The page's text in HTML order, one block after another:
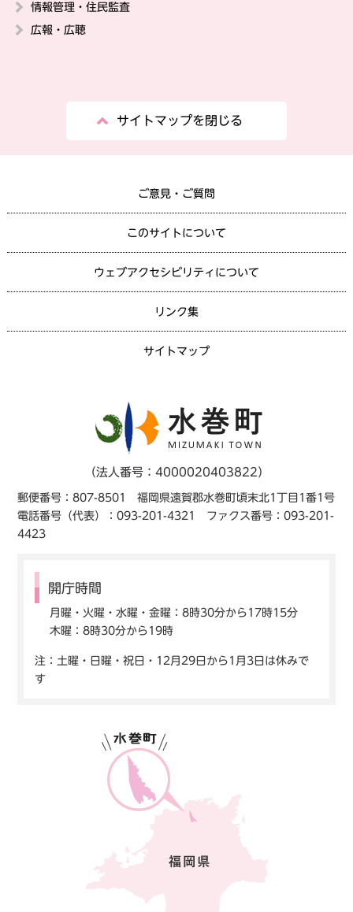
情報管理・住民監査
広報・広聴
サイトマップを閉じる
ご意見・ご質問
このサイトについて
ウェブアクセシビリティについて
リンク集
サイトマップ
（法人番号：4000020403822）
郵便番号：807-8501 福岡県遠賀郡水巻町頃末北1丁目1番1号
電話番号（代表）：093-201-4321 ファクス番号：093-201-
4423
開庁時間
月曜・火曜・水曜・金曜：8時30分から17時15分
木曜：8時30分から19時
注：土曜・日曜・祝日・12月29日から1月3日は休みで
す